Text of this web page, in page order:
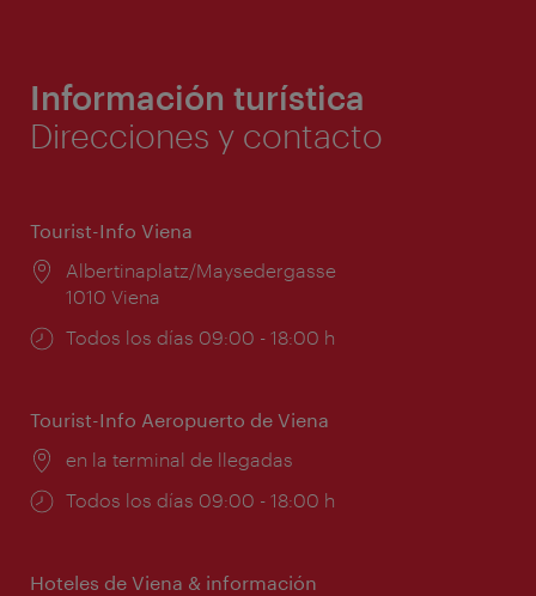
Información turística
Direcciones y contacto
Tourist-Info Viena
Lugar:
Albertinaplatz/Maysedergasse
1010 Viena
Horarios
Todos los días 09:00 - 18:00 h
Tourist-Info Aeropuerto de Viena
Lugar:
en la terminal de llegadas
Horarios
Todos los días 09:00 - 18:00 h
Hoteles de Viena & información